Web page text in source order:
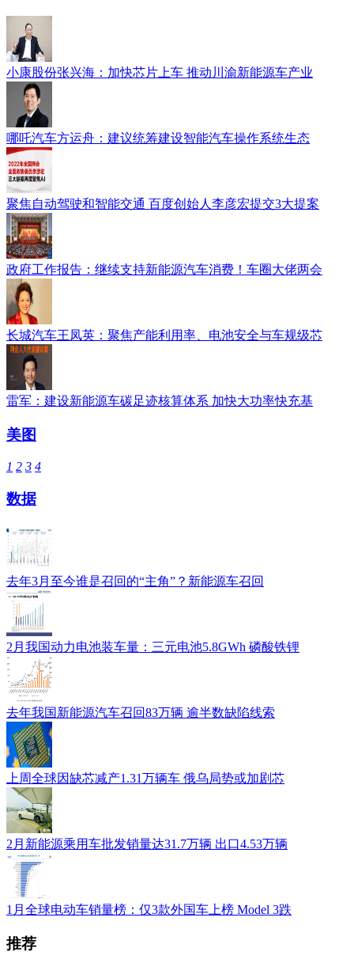
小康股份张兴海：加快芯片上车 推动川渝新能源车产业
哪吒汽车方运舟：建议统筹建设智能汽车操作系统生态
聚焦自动驾驶和智能交通 百度创始人李彦宏提交3大提案
政府工作报告：继续支持新能源汽车消费！车圈大佬两会
长城汽车王凤英：聚焦产能利用率、电池安全与车规级芯
雷军：建设新能源车碳足迹核算体系 加快大功率快充基
美图
1 2 3 4
数据
去年3月至今谁是召回的“主角”？新能源车召回
2月我国动力电池装车量：三元电池5.8GWh 磷酸铁锂
去年我国新能源汽车召回83万辆 逾半数缺陷线索
上周全球因缺芯减产1.31万辆车 俄乌局势或加剧芯
2月新能源乘用车批发销量达31.7万辆 出口4.53万辆
1月全球电动车销量榜：仅3款外国车上榜 Model 3跌
推荐